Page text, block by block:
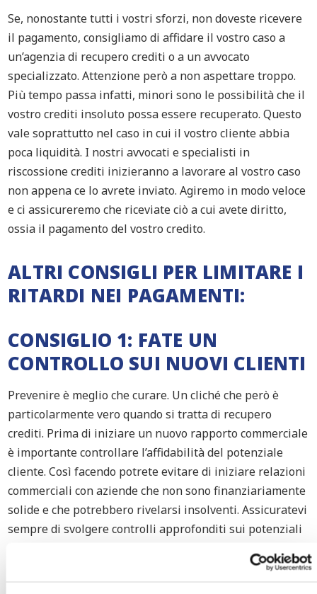
Se, nonostante tutti i vostri sforzi, non doveste ricevere
il pagamento, consigliamo di affidare il vostro caso a
un’agenzia di recupero crediti o a un avvocato
specializzato. Attenzione però a non aspettare troppo.
Più tempo passa infatti, minori sono le possibilità che il
vostro crediti insoluto possa essere recuperato. Questo
vale soprattutto nel caso in cui il vostro cliente abbia
poca liquidità. I nostri avvocati e specialisti in
riscossione crediti inizieranno a lavorare al vostro caso
non appena ce lo avrete inviato. Agiremo in modo veloce
e ci assicureremo che riceviate ciò a cui avete diritto,
ossia il pagamento del vostro credito.
ALTRI CONSIGLI PER LIMITARE I
RITARDI NEI PAGAMENTI:
CONSIGLIO 1: FATE UN
CONTROLLO SUI NUOVI CLIENTI
Prevenire è meglio che curare. Un cliché che però è
particolarmente vero quando si tratta di recupero
crediti. Prima di iniziare un nuovo rapporto commerciale
è importante controllare l’affidabilità del potenziale
cliente. Così facendo potrete evitare di iniziare relazioni
commerciali con aziende che non sono finanziariamente
solide e che potrebbero rivelarsi insolventi. Assicuratevi
sempre di svolgere controlli approfonditi sui potenziali